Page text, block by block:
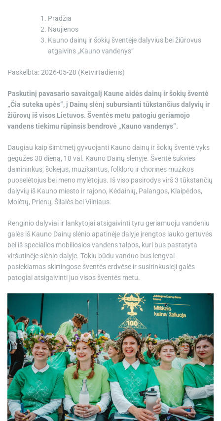
Pradžia
Naujienos
Kauno dainų ir šokių šventėje dalyvius bei žiūrovus
atgaivins „Kauno vandenys“
Paskelbta: 2026-05-28 (Ketvirtadienis)
Paskutinį pavasario savaitgalį Kaune aidės dainų ir šokių šventė
„Čia suteka upės“, į Dainų slėnį subursianti tūkstančius dalyvių ir
žiūrovų iš visos Lietuvos. Šventės metu patogiu geriamojo
vandens tiekimu rūpinsis bendrovė „Kauno vandenys“.
Daugiau kaip šimtmetį gyvuojanti Kauno dainų ir šokių šventė vyks
gegužės 30 dieną, 18 val. Kauno Dainų slėnyje. Šventė sukvies
dainininkus, šokėjus, muzikantus, folkloro ir chorinės muzikos
puoselėtojus bei meno mylėtojus. Iš viso pasirodys virš 3 tūkstančių
dalyvių iš Kauno miesto ir rajono, Kėdainių, Palangos, Klaipėdos,
Molėtų, Prienų, Šilalės bei Vilniaus.
Renginio dalyviai ir lankytojai atsigaivinti tyru geriamuoju vandeniu
galės iš Kauno Dainų slėnio apatinėje dalyje įrengtos lauko gertuvės
bei iš specialios mobiliosios vandens talpos, kuri bus pastatyta
viršutinėje slėnio dalyje. Tokiu būdu vanduo bus lengvai
pasiekiamas skirtingose šventės erdvėse ir susirinkusieji galės
patogiai atsigaivinti juo visos šventės metu.